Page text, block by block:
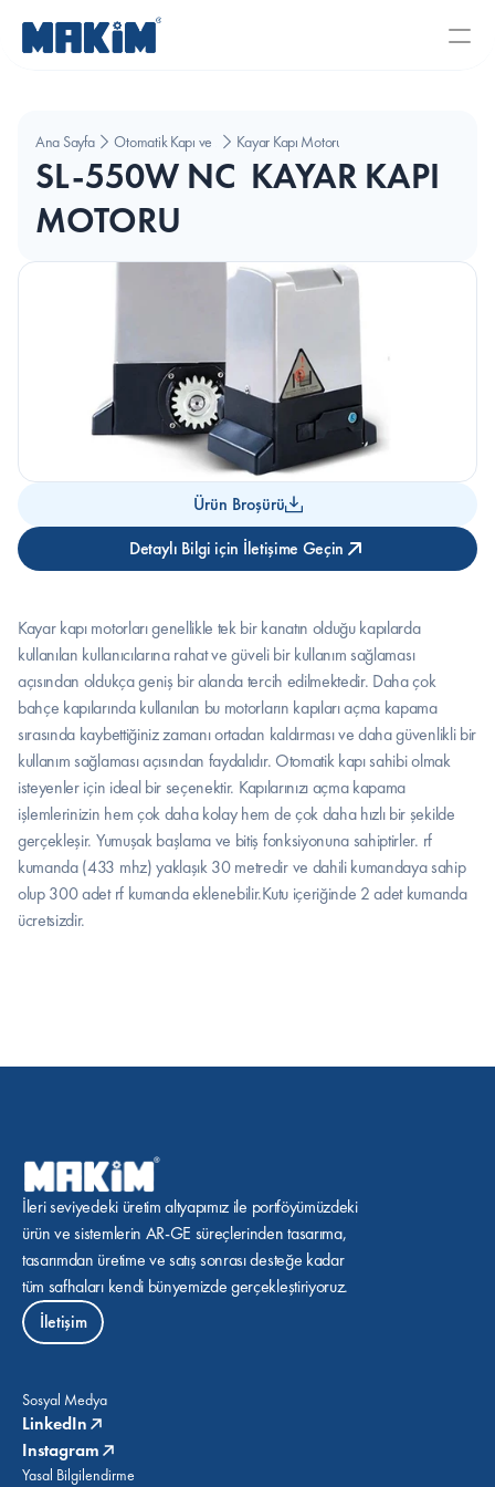
Ana Sayfa Otomatik Kapı ve Motor Sistemleri
Kayar Kapı Motoru
SL-550W NC  KAYAR KAPI
MOTORU
Ürün Broşürü
Detaylı Bilgi için İletişime Geçin
Kayar kapı motorları genellikle tek bir kanatın olduğu kapılarda
kullanılan kullanıcılarına rahat ve güveli bir kullanım sağlaması
açısından oldukça geniş bir alanda tercih edilmektedir. Daha çok
bahçe kapılarında kullanılan bu motorların kapıları açma kapama
sırasında kaybettiğiniz zamanı ortadan kaldırması ve daha güvenlikli bir
kullanım sağlaması açısından faydalıdır. Otomatik kapı sahibi olmak
isteyenler için ideal bir seçenektir. Kapılarınızı açma kapama
işlemlerinizin hem çok daha kolay hem de çok daha hızlı bir şekilde
gerçekleşir. Yumuşak başlama ve bitiş fonksiyonuna sahiptirler. rf
kumanda (433 mhz) yaklaşık 30 metredir ve dahili kumandaya sahip
olup 300 adet rf kumanda eklenebilir.Kutu içeriğinde 2 adet kumanda
ücretsizdir.
İleri seviyedeki üretim altyapımız ile portföyümüzdeki
ürün ve sistemlerin AR-GE süreçlerinden tasarıma,
tasarımdan üretime ve satış sonrası desteğe kadar
tüm safhaları kendi bünyemizde gerçekleştiriyoruz.
İletişim
Sosyal Medya
LinkedIn
Instagram
Yasal Bilgilendirme